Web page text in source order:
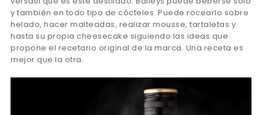
y también en todo tipo de cócteles. Puede rocearlo sobre
helado, hacer malteadas, realizar mousse, tartaletas y
hasta su propia cheesecake siguiendo las ideas que
propone el recetario original de la marca. Una receta es
mejor que la otra.